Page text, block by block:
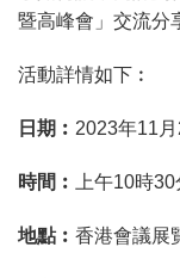
暨高峰會」交流分
活動詳情如下︰
日期︰ 2023年11月
時間︰ 上午10時
地點︰ 香港會議展